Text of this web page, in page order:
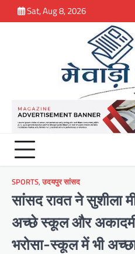
to
Sat, Aug 8, 2026
SPORTS,उदयपुर सांसद
सांसद रावत ने सुशीला
अच्छे स्कूल और
भरोसा-स्कूल में भी